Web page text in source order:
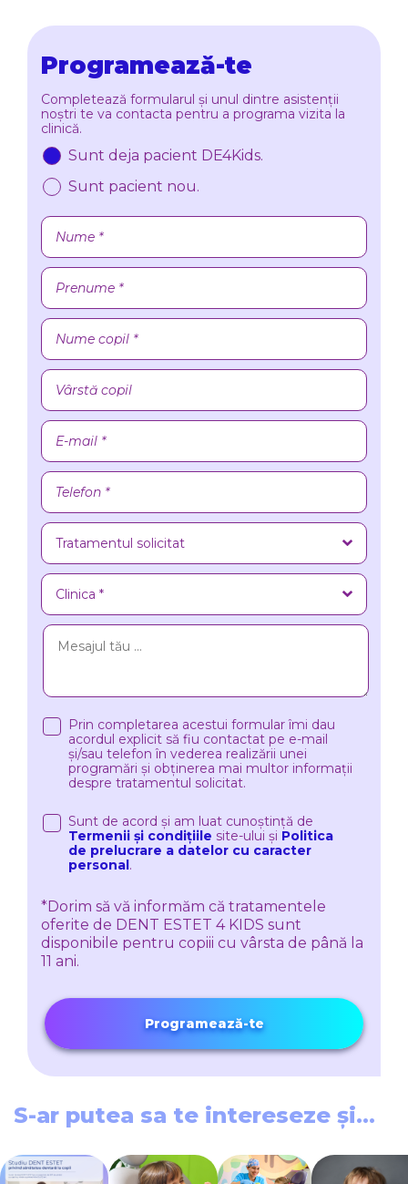
Programează-te
Completează formularul și unul dintre asistenții
noștri te va contacta pentru a programa vizita la
clinică.
Sunt deja pacient DE4Kids.
Sunt pacient nou.
Prin completarea acestui formular îmi dau
acordul explicit să fiu contactat pe e-mail
și/sau telefon în vederea realizării unei
programări și obținerea mai multor informații
despre tratamentul solicitat.
Sunt de acord și am luat cunoștință de
Termenii și condițiile site-ului și Politica
de prelucrare a datelor cu caracter
personal.
*Dorim să vă informăm că tratamentele
oferite de DENT ESTET 4 KIDS sunt
disponibile pentru copiii cu vârsta de până la
11 ani.
Programează-te
S-ar putea sa te intereseze și...